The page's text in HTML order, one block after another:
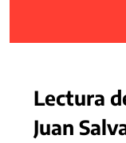
Lectura
Juan